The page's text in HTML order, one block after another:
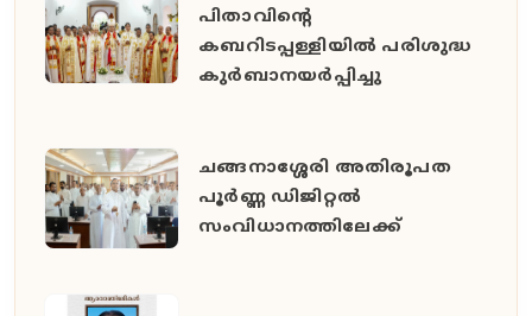
പിതാവിൻ്റെ
കബറിടപ്പള്ളിയിൽ പരിശുദ്ധ
കുർബാനയർപ്പിച്ചു
ചങ്ങനാശ്ശേരി അതിരൂപത
പൂർണ്ണ ഡിജിറ്റൽ
സംവിധാനത്തിലേക്ക്